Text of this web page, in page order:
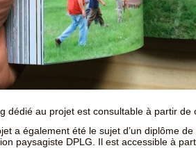
dédié au projet est consultable à partir de
a également été le sujet d’un diplôme de
paysagiste DPLG. Il est accessible à